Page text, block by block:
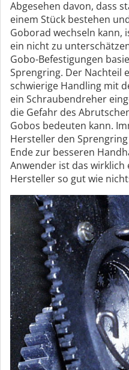
Abgesehen davon, dass
einem Stück bestehen
Goborad wechseln kann,
ein nicht zu
Gobo-Befestigungen
Sprengring. Der Nachteil
schwierige Handling mit
ein Schraubendreher
die Gefahr des
Gobos bedeuten kann.
Hersteller den
Ende zur besseren
Anwender ist das
Hersteller so gut wie